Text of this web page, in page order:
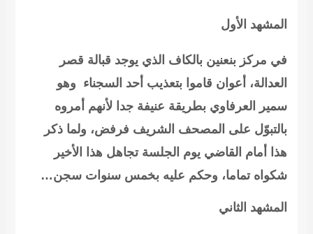
المشهد الأول
في مركز بنعنين بالكاف الذي يوجد قبالة قصر
العدالة، أعوان قاموا بتعذيب أحد السجناء وهو
سمير العرفاوي بطريقة عنيفة جدا لأنهم أمروه
بالتبوّل على المصحف الشريف فرفض، ولما ذكر
هذا أمام القاضي يوم الجلسة تجاهل هذا الأخير
شكواه تماما، وحكم عليه بخمس سنوات سجن…
المشهد الثاني